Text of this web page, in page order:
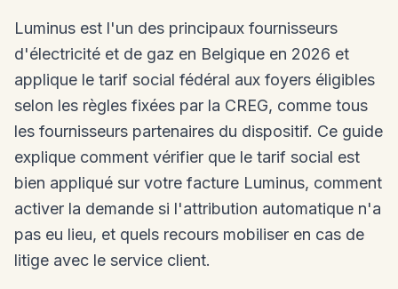
Luminus est l'un des principaux fournisseurs
d'électricité et de gaz en Belgique en 2026 et
applique le tarif social fédéral aux foyers éligibles
selon les règles fixées par la CREG, comme tous
les fournisseurs partenaires du dispositif. Ce guide
explique comment vérifier que le tarif social est
bien appliqué sur votre facture Luminus, comment
activer la demande si l'attribution automatique n'a
pas eu lieu, et quels recours mobiliser en cas de
litige avec le service client.